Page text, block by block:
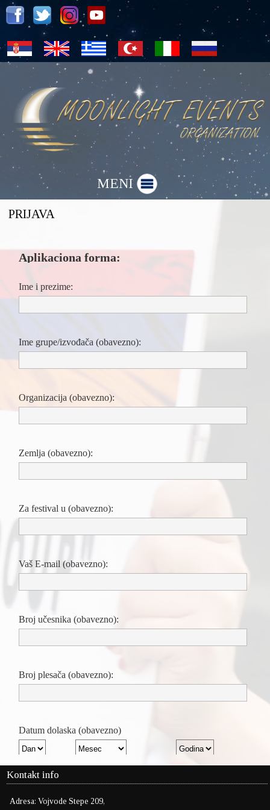
MENI
PRIJAVA
Kontakt info
Adresa: Vojvode Stepe 209,